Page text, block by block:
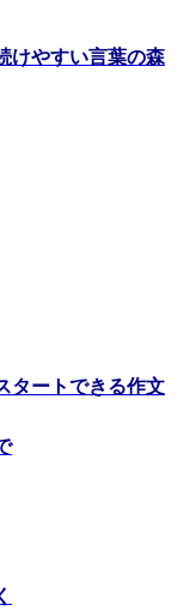
けやすい言葉の森
ートできる作文